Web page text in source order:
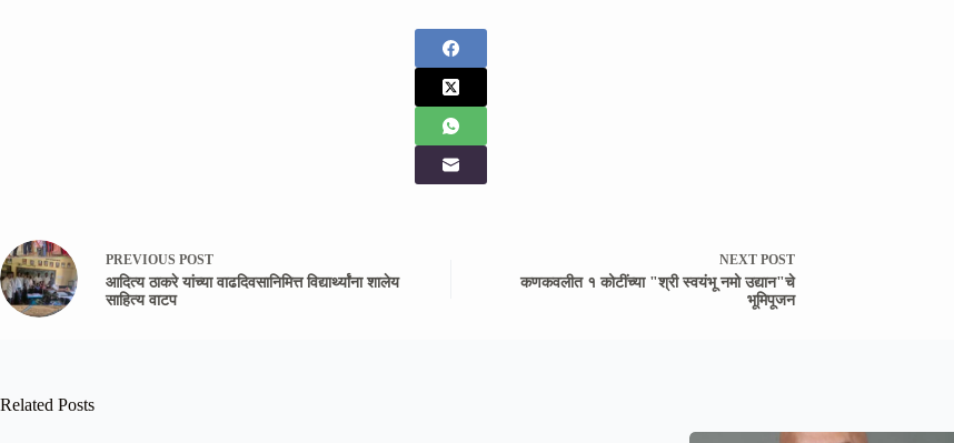
PREVIOUS POST
आदित्य ठाकरे यांच्या वाढदिवसानिमित्त विद्यार्थ्यांना शालेय
साहित्य वाटप
NEXTPOST
कणकवलीत १ कोटींच्या "श्री स्वयंभू नमो उद्यान"चे
भूमिपूजन
Related Posts